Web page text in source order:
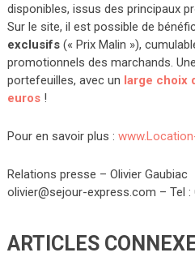
disponibles, issus des principaux
Sur le site, il est possible de
exclusifs(« Prix Malin »),
promotionnels des marchands.
portefeuilles, avec un large choix
euros!
Pour en savoir plus :
Relations presse – Olivier Gaubiac
olivier@sejour-express.com – Tel :
ARTICLES